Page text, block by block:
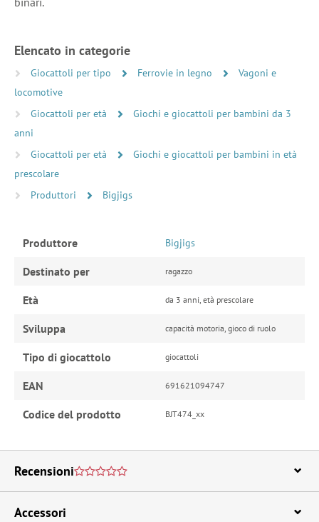
Elencato in categorie
Giocattoli per tipo Ferrovie in legno
Vagoni e
locomotive
Giocattoli per età
Giochi e giocattoli per bambini da 3
anni
Giocattoli per età
Giochi e giocattoli per bambini in età
prescolare
Produttori
Bigjigs
Produttore Bigjigs
Destinato per ragazzo
Età da 3 anni, età prescolare
Sviluppa capacità motoria, gioco di ruolo
Tipo di giocattolo giocattoli
EAN 691621094747
Codice del prodotto BJT474_xx
Recensioni
Accessori